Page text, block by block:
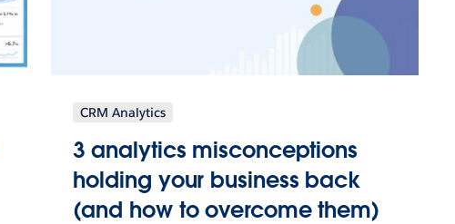
CRM Analytics
3 analytics misconceptions
holding your business back
(and how to overcome them)